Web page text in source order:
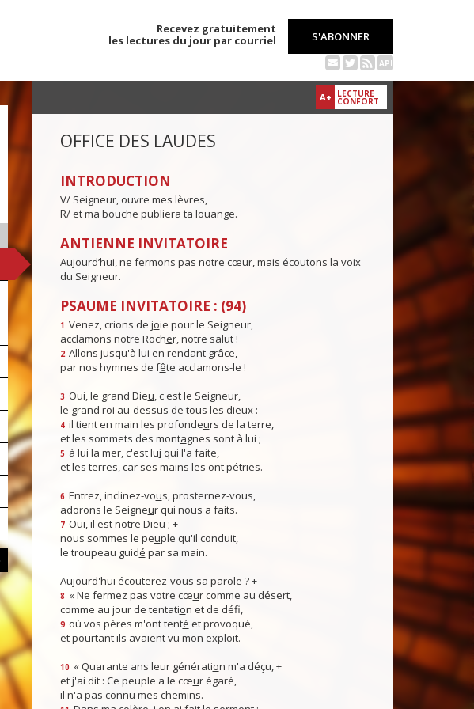
Recevez gratuitement
les lectures du jour par courriel
S'ABONNER
API
A+ LECTURE
CONFORT
OFFICE DES LAUDES
INTRODUCTION
V/ Seigneur, ouvre mes lèvres,
R/ et ma bouche publiera ta louange.
ANTIENNE INVITATOIRE
Aujourd’hui, ne fermons pas notre cœur, mais écoutons la voix
du Seigneur.
PSAUME INVITATOIRE : (94)
1 Venez, crions de joie pour le Seigneur,
acclamons notre Rocher, notre salut !
2 Allons jusqu'à lui en rendant grâce,
par nos hymnes de fête acclamons-le !
3 Oui, le grand Dieu, c'est le Seigneur,
le grand roi au-dessus de tous les dieux :
4 il tient en main les profondeurs de la terre,
et les sommets des montagnes sont à lui ;
5 à lui la mer, c'est lui qui l'a faite,
et les terres, car ses mains les ont pétries.
6 Entrez, inclinez-vous, prosternez-vous,
adorons le Seigneur qui nous a faits.
7 Oui, il est notre Dieu ; +
nous sommes le peuple qu'il conduit,
le troupeau guidé par sa main.
Aujourd'hui écouterez-vous sa parole ? +
8 « Ne fermez pas votre cœur comme au désert,
comme au jour de tentation et de défi,
9 où vos pères m'ont tenté et provoqué,
et pourtant ils avaient vu mon exploit.
10 « Quarante ans leur génération m'a déçu, +
et j'ai dit : Ce peuple a le cœur égaré,
il n'a pas connu mes chemins.